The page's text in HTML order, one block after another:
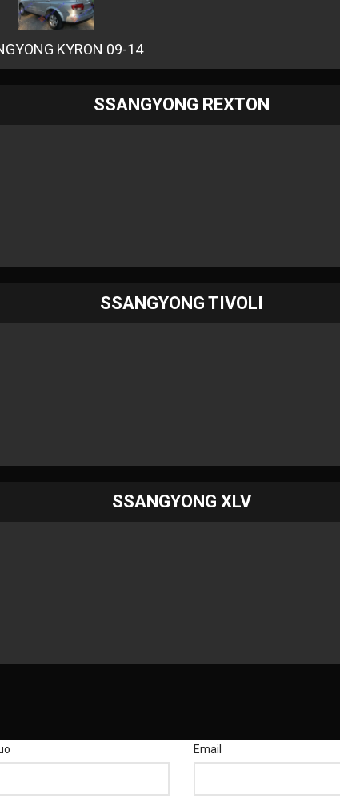
KYRON 09-14
SSANGYONG REXTON
SSANGYONG TIVOLI
SSANGYONG XLV
Email